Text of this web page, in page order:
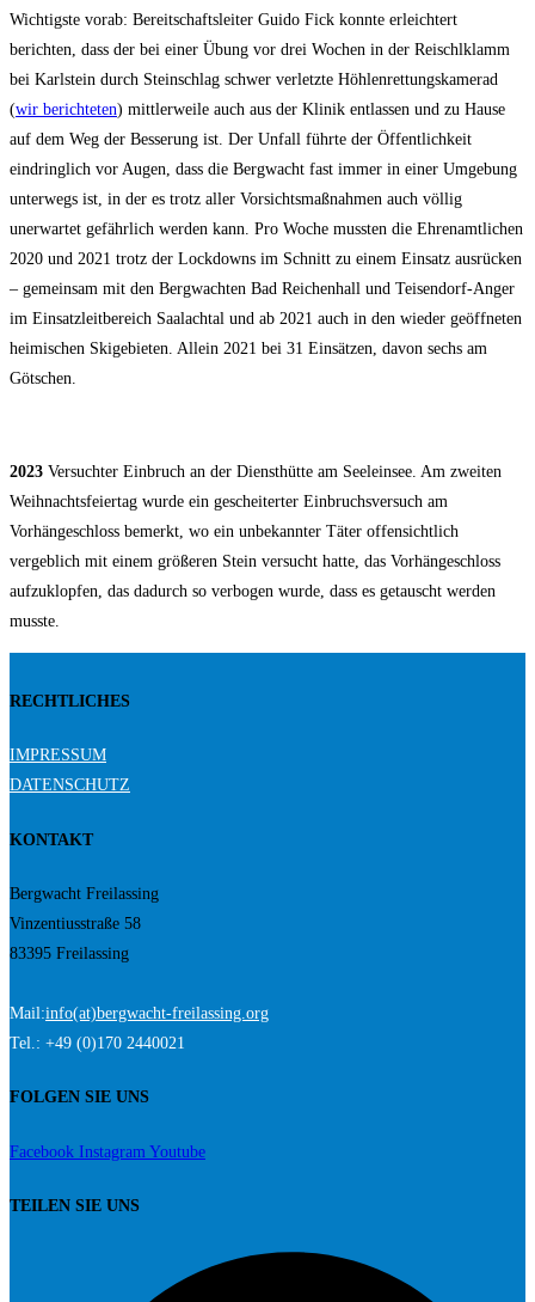
Wichtigste vorab: Bereitschaftsleiter Guido Fick konnte erleichtert
berichten, dass der bei einer Übung vor drei Wochen in der Reischlklamm
bei Karlstein durch Steinschlag schwer verletzte Höhlenrettungskamerad
(wir berichteten) mittlerweile auch aus der Klinik entlassen und zu Hause
auf dem Weg der Besserung ist. Der Unfall führte der Öffentlichkeit
eindringlich vor Augen, dass die Bergwacht fast immer in einer Umgebung
unterwegs ist, in der es trotz aller Vorsichtsmaßnahmen auch völlig
unerwartet gefährlich werden kann. Pro Woche mussten die Ehrenamtlichen
2020 und 2021 trotz der Lockdowns im Schnitt zu einem Einsatz ausrücken
– gemeinsam mit den Bergwachten Bad Reichenhall und Teisendorf-Anger
im Einsatzleitbereich Saalachtal und ab 2021 auch in den wieder geöffneten
heimischen Skigebieten. Allein 2021 bei 31 Einsätzen, davon sechs am
Götschen.
2023 Versuchter Einbruch an der Diensthütte am Seeleinsee. Am zweiten
Weihnachtsfeiertag wurde ein gescheiterter Einbruchsversuch am
Vorhängeschloss bemerkt, wo ein unbekannter Täter offensichtlich
vergeblich mit einem größeren Stein versucht hatte, das Vorhängeschloss
aufzuklopfen, das dadurch so verbogen wurde, dass es getauscht werden
musste.
RECHTLICHES
IMPRESSUM
DATENSCHUTZ
KONTAKT
Bergwacht Freilassing
Vinzentiusstraße 58
83395 Freilassing
Mail:info(at)bergwacht-freilassing.org
Tel.: +49 (0)170 2440021
FOLGEN SIE UNS
Facebook Instagram Youtube
TEILEN SIE UNS